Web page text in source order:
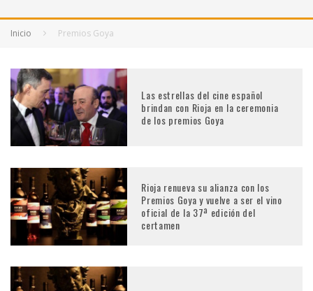
Inicio Premios Goya
Las estrellas del cine español
brindan con Rioja en la ceremonia
de los premios Goya
Rioja renueva su alianza con los
Premios Goya y vuelve a ser el vino
oficial de la 37ª edición del
certamen